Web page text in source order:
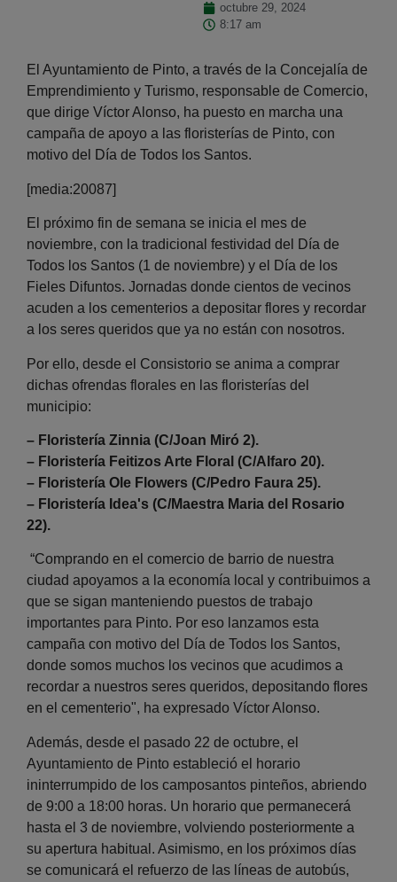
octubre 29, 2024
8:17 am
El Ayuntamiento de Pinto, a través de la Concejalía de
Emprendimiento y Turismo, responsable de Comercio,
que dirige Víctor Alonso, ha puesto en marcha una
campaña de apoyo a las floristerías de Pinto, con
motivo del Día de Todos los Santos.
[media:20087]
El próximo fin de semana se inicia el mes de
noviembre, con la tradicional festividad del Día de
Todos los Santos (1 de noviembre) y el Día de los
Fieles Difuntos. Jornadas donde cientos de vecinos
acuden a los cementerios a depositar flores y recordar
a los seres queridos que ya no están con nosotros.
Por ello, desde el Consistorio se anima a comprar
dichas ofrendas florales en las floristerías del
municipio:
– Floristería Zinnia (C/Joan Miró 2).
– Floristería Feitizos Arte Floral (C/Alfaro 20).
– Floristería Ole Flowers (C/Pedro Faura 25).
– Floristería Idea's (C/Maestra Maria del Rosario
22).
“Comprando en el comercio de barrio de nuestra
ciudad apoyamos a la economía local y contribuimos a
que se sigan manteniendo puestos de trabajo
importantes para Pinto. Por eso lanzamos esta
campaña con motivo del Día de Todos los Santos,
donde somos muchos los vecinos que acudimos a
recordar a nuestros seres queridos, depositando flores
en el cementerio", ha expresado Víctor Alonso.
Además, desde el pasado 22 de octubre, el
Ayuntamiento de Pinto estableció el horario
ininterrumpido de los camposantos pinteños, abriendo
de 9:00 a 18:00 horas. Un horario que permanecerá
hasta el 3 de noviembre, volviendo posteriormente a
su apertura habitual. Asimismo, en los próximos días
se comunicará el refuerzo de las líneas de autobús,